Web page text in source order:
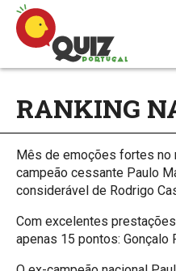
RANKING
Mês de emoções fortes no
campeão cessante Paulo
considerável de Rodrigo
Com excelentes
apenas 15 pontos: